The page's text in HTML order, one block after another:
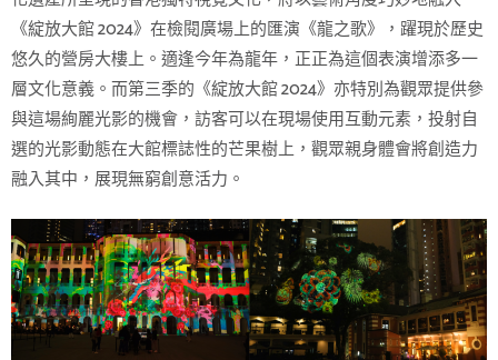
《綻放大館 2024》在檢閱廣場上的匯演《龍之歌》，躍現於歷史
悠久的營房大樓上。適逢今年為龍年，正正為這個表演增添多一
層文化意義。而第三季的《綻放大館 2024》亦特別為觀眾提供參
與這場絢麗光影的機會，訪客可以在現場使用互動元素，投射自
選的光影動態在大館標誌性的芒果樹上，觀眾親身體會將創造力
融入其中，展現無窮創意活力。